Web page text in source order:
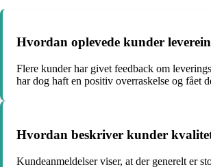
Hvordan oplevede kunder
Flere kunder har givet feedback om
har dog haft en positiv overraskelse og fået
Hvordan beskriver kunder
Kundeanmeldelser viser, at der generelt er